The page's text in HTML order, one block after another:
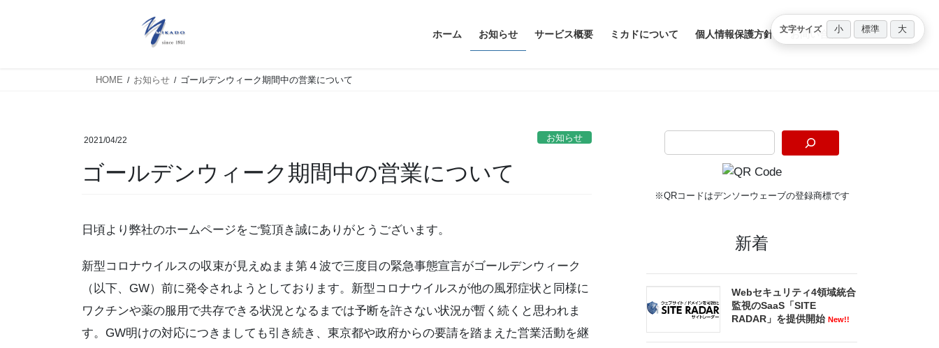
ホーム お知らせ サービス概要 ミカドについて 個人情報保護方針 お問い合わせ
HOME お知らせ ゴールデンウィーク期間中の営業について
2021/04/22 お知らせ
ゴールデンウィーク期間中の営業について
日頃より弊社のホームページをご覧頂き誠にありがとうございます。
新型コロナウイルスの収束が見えぬまま第４波で三度目の緊急事態宣言がゴールデンウィーク
（以下、GW）前に発令されようとしております。新型コロナウイルスが他の風邪症状と同様に
ワクチンや薬の服用で共存できる状況となるまでは予断を許さない状況が暫く続くと思われま
す。GW明けの対応につきましても引き続き、東京都や政府からの要請を踏まえた営業活動を継
※QRコードはデンソーウェーブの登録商標です
新着
Webセキュリティ4領域統合
監視のSaaS「SITE
RADAR」を提供開始 New!!
文字サイズ 小 標準 大